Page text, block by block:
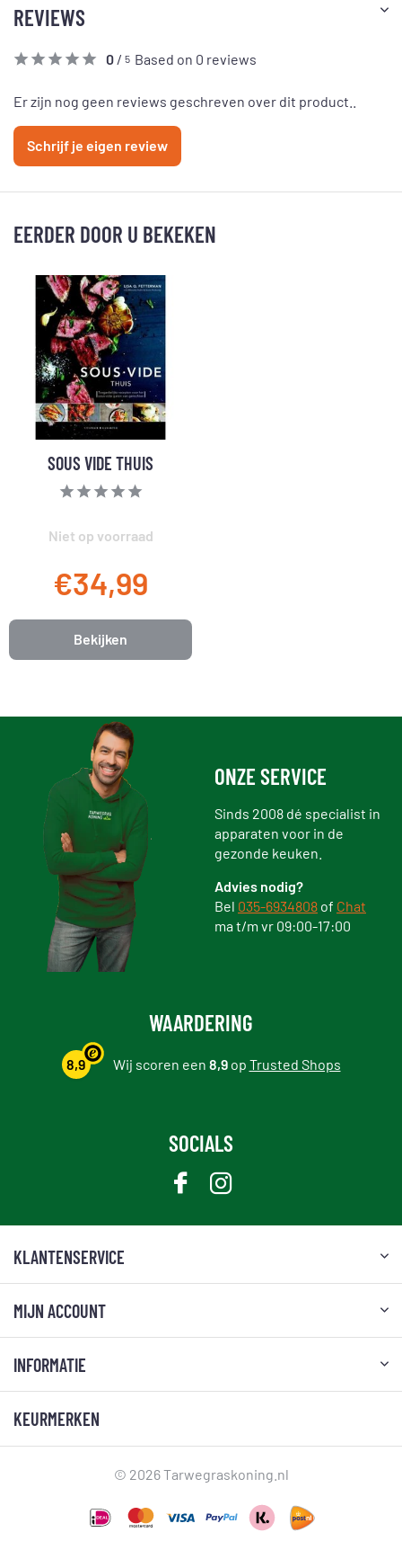
REVIEWS
0 / 5 Based on 0 reviews
Er zijn nog geen reviews geschreven over dit product..
Schrijf je eigen review
EERDER DOOR U BEKEKEN
SOUS VIDE THUIS
Niet op voorraad
€34,99
Bekijken
ONZE SERVICE
Sinds 2008 dé specialist in
apparaten voor in de
gezonde keuken.
Advies nodig?
Bel 035-6934808 of Chat
ma t/m vr 09:00-17:00
WAARDERING
8,9 Wij scoren een 8,9op Trusted Shops
SOCIALS
KLANTENSERVICE
MIJN ACCOUNT
INFORMATIE
KEURMERKEN
© 2026 Tarwegraskoning.nl